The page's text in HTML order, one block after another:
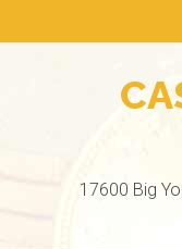
CA
17600 Big